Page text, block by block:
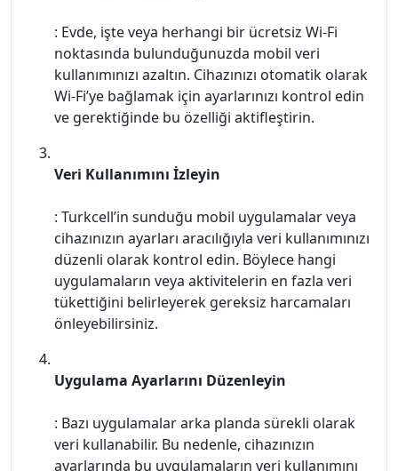
: Evde, işte veya herhangi bir ücretsiz Wi-Fi
noktasında bulunduğunuzda mobil veri
kullanımınızı azaltın. Cihazınızı otomatik olarak
Wi-Fi’ye bağlamak için ayarlarınızı kontrol edin
ve gerektiğinde bu özelliği aktifleştirin.
Veri Kullanımını İzleyin
: Turkcell’in sunduğu mobil uygulamalar veya
cihazınızın ayarları aracılığıyla veri kullanımınızı
düzenli olarak kontrol edin. Böylece hangi
uygulamaların veya aktivitelerin en fazla veri
tükettiğini belirleyerek gereksiz harcamaları
önleyebilirsiniz.
Uygulama Ayarlarını Düzenleyin
: Bazı uygulamalar arka planda sürekli olarak
veri kullanabilir. Bu nedenle, cihazınızın
ayarlarında bu uygulamaların veri kullanımını